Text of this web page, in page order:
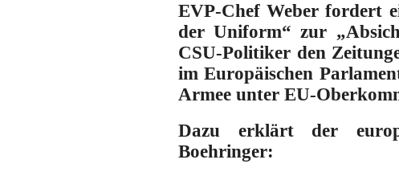
EVP-Chef Weber fordert
der Uniform“ zur
CSU-Politiker den
im Europäischen
Armee unter EU-
Dazu erklärt der
Boehringer: